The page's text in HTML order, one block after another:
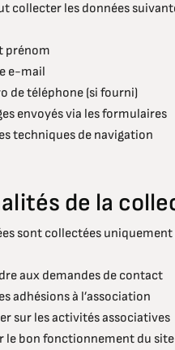
collecter les données
prénom
e-mail
de téléphone (si fourni)
envoyés via les formulaires
techniques de navigation
de la
sont collectées uniquement
aux demandes de contact
adhésions à l’association
sur les activités associatives
le bon fonctionnement du site